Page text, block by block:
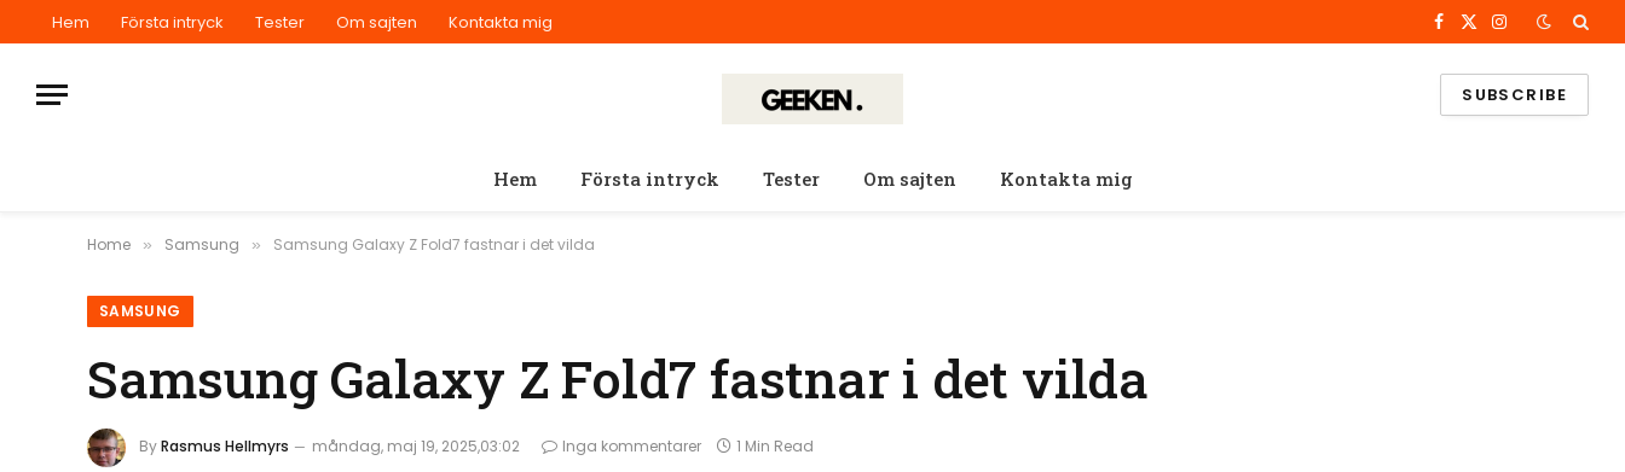
Hem Första intryck Tester Om sajten Kontakta mig Facebook
X
Instagram
SUBSCRIBE
Hem Första intryck Tester Om sajten Kontakta mig
Home » Samsung » Samsung Galaxy Z Fold7 fastnar i det vilda
SAMSUNG
Samsung Galaxy Z Fold7 fastnar i det vilda
ByRasmus Hellmyrs måndag, maj 19, 2025,03:02 Inga kommentarer 1 Min Read